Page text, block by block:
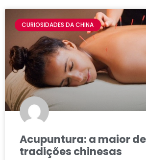
CURIOSIDADES DA CHINA
Acupuntura: a maior
tradições chinesas